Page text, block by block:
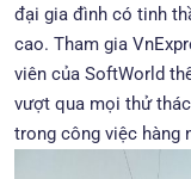
đại gia đình có tinh
cao. Tham gia
viên của SoftWorld
vượt qua mọi thử
trong công việc hàng